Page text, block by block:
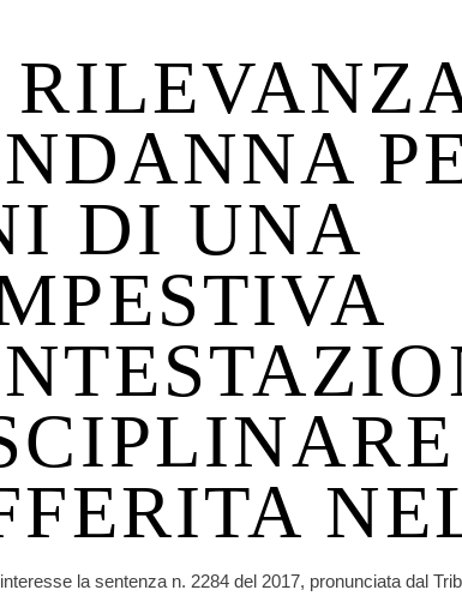
DI UNA
interesse la sentenza n. 2284 del 2017, pronunciata dal